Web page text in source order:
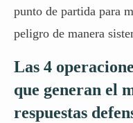
punto de partida para
peligro de manera
Las 4
que generan el
respuestas